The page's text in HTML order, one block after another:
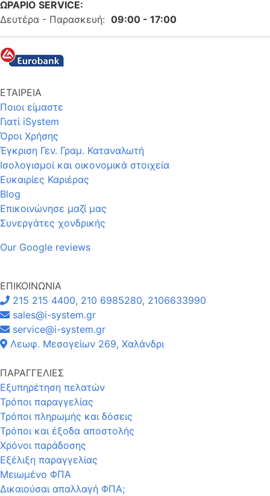
ΩΡΑΡΙΟ SERVICE:
Δευτέρα - Παρασκευή: 09:00 - 17:00
ΕΤΑΙΡΕΙΑ
Ποιοι είμαστε
Γιατί iSystem
Όροι Χρήσης
Έγκριση Γεν. Γραμ. Καταναλωτή
Ισολογισμοί και οικονομικά στοιχεία
Ευκαιρίες Καριέρας
Blog
Επικοινώνησε μαζί μας
Συνεργάτες χονδρικής
Our Google reviews
ΕΠΙΚΟΙΝΩΝΙΑ
215 215 4400, 210 6985280, 2106633990
sales@i-system.gr
service@i-system.gr
Λεωφ. Μεσογείων 269, Χαλάνδρι
ΠΑΡΑΓΓΕΛΙΕΣ
Εξυπηρέτηση πελατών
Τρόποι παραγγελίας
Τρόποι πληρωμής και δόσεις
Τρόποι και έξοδα αποστολής
Χρόνοι παράδοσης
Εξέλιξη παραγγελίας
Μειωμένο ΦΠΑ
Δικαιούσαι απαλλαγή ΦΠΑ;